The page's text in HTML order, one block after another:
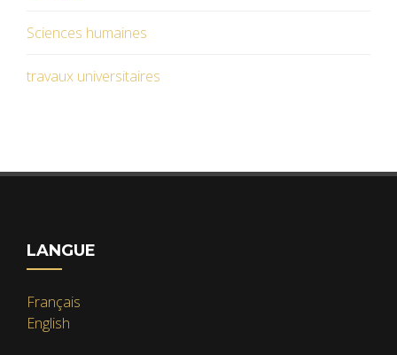
Sciences humaines
travaux universitaires
LANGUE
Français
English